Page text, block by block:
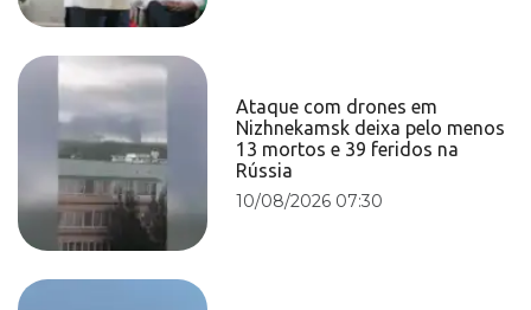
Ataque com drones em
Nizhnekamsk deixa pelo menos
13 mortos e 39 feridos na
Rússia
10/08/2026 07:30